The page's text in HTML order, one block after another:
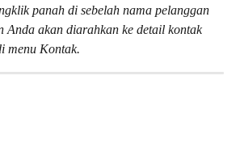
panah di sebelah nama pelanggan
Anda akan diarahkan ke detail kontak
menu Kontak.